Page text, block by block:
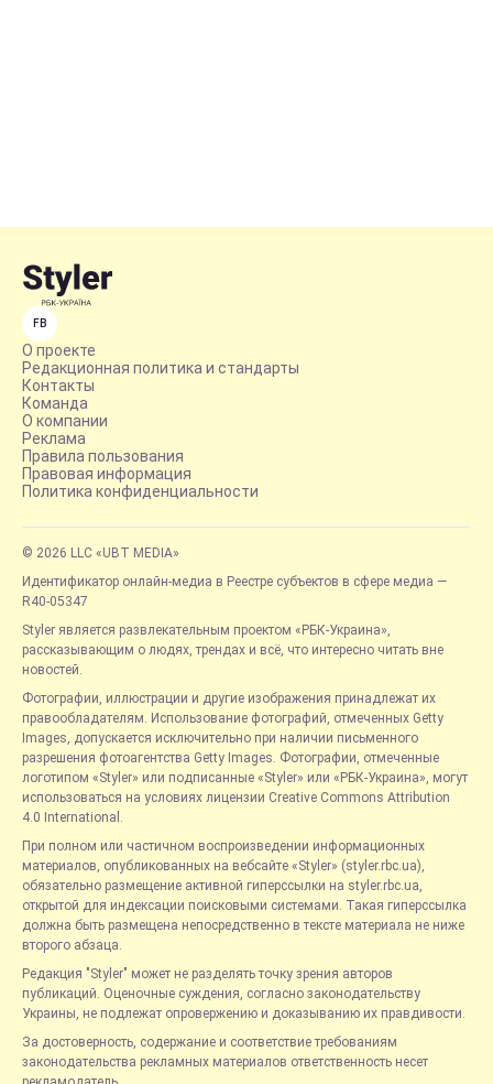
FB
О проекте
Редакционная политика и стандарты
Контакты
Команда
О компании
Реклама
Правила пользования
Правовая информация
Политика конфиденциальности
© 2026 LLC «UBT MEDIA»
Идентификатор онлайн-медиа в Реестре субъектов в сфере медиа —
R40-05347
Styler является развлекательным проектом «РБК-Украина»,
рассказывающим о людях, трендах и всё, что интересно читать вне
новостей.
Фотографии, иллюстрации и другие изображения принадлежат их
правообладателям. Использование фотографий, отмеченных Getty
Images, допускается исключительно при наличии письменного
разрешения фотоагентства Getty Images. Фотографии, отмеченные
логотипом «Styler» или подписанные «Styler» или «РБК-Украина», могут
использоваться на условиях лицензии Creative Commons Attribution
4.0 International.
При полном или частичном воспроизведении информационных
материалов, опубликованных на вебсайте «Styler» (styler.rbc.ua),
обязательно размещение активной гиперссылки на styler.rbc.ua,
открытой для индексации поисковыми системами. Такая гиперссылка
должна быть размещена непосредственно в тексте материала не ниже
второго абзаца.
Редакция "Styler" может не разделять точку зрения авторов
публикаций. Оценочные суждения, согласно законодательству
Украины, не подлежат опровержению и доказыванию их правдивости.
За достоверность, содержание и соответствие требованиям
законодательства рекламных материалов ответственность несет